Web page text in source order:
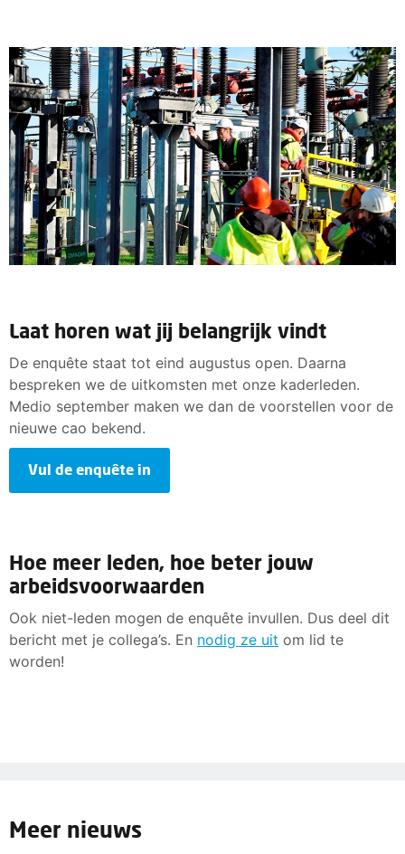
Laat horen wat jij belangrijk vindt
De enquête staat tot eind augustus open. Daarna
bespreken we de uitkomsten met onze kaderleden.
Medio september maken we dan de voorstellen voor de
nieuwe cao bekend.
Vul de enquête in
Hoe meer leden, hoe beter jouw
arbeidsvoorwaarden
Ook niet-leden mogen de enquête invullen. Dus deel dit
bericht met je collega’s. En nodig ze uit om lid te
worden!
Meer nieuws